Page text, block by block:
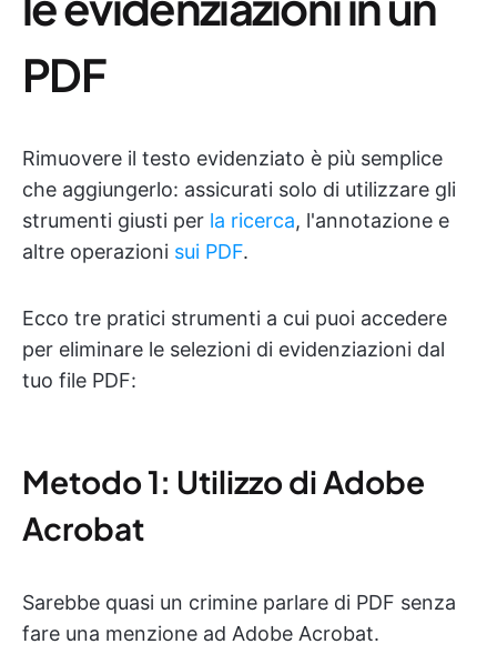
PDF
Rimuovere il testo evidenziato è più semplice
che aggiungerlo: assicurati solo di utilizzare gli
strumenti giusti per la ricerca, l'annotazione e
altre operazioni sui PDF.
Ecco tre pratici strumenti a cui puoi accedere
per eliminare le selezioni di evidenziazioni dal
tuo file PDF:
Metodo 1: Utilizzo di Adobe
Acrobat
Sarebbe quasi un crimine parlare di PDF senza
fare una menzione ad Adobe Acrobat.